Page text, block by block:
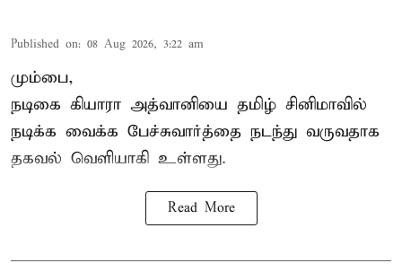
Published on: 08 Aug 2026, 3:22 am
மும்பை,
நடிகை கியாரா அத்வானியை தமிழ் சினிமாவில்
நடிக்க வைக்க பேச்சுவார்த்தை நடந்து வருவதாக
தகவல் வெளியாகி உள்ளது.
Read More